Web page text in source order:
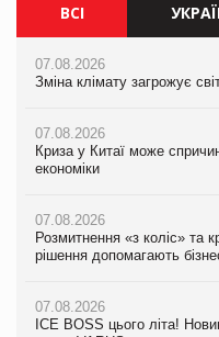
ВСІ
07.08.2026
Зміна клімату загрожує
07.08.2026
Криза у Китаї може
економіки
07.08.2026
Розмитнення «з коліс» та
рішення допомагають
07.08.2026
ICE BOSS цього літа!
07.08.2026
Зміна клімату загрожує
07.08.2026
Криза у Китаї може
економіки
07.08.2026
Розмитнення «з коліс» та
рішення допомагають
07.08.2026
ICE BOSS цього літа!
07.08.2026
Зміна клімату загрожує
07.08.2026
Криза у Китаї може
економіки
07.08.2026
Kraft Heinz скоротила
Продажі Hugo Boss впали